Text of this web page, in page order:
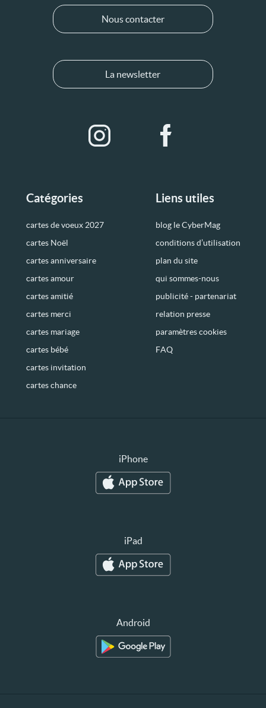
Catégories
cartes de voeux 2027
cartes Noël
cartes anniversaire
cartes amour
cartes amitié
cartes merci
cartes mariage
cartes bébé
cartes invitation
cartes chance
Liens utiles
blog le CyberMag
conditions d’utilisation
plan du site
qui sommes-nous
publicité - partenariat
relation presse
paramètres cookies
FAQ
Nous contacter
La newsletter
iPhone
iPad
Android